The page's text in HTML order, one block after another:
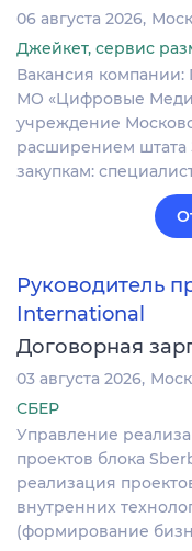
06 августа 2026
Джейкет, сервис
Вакансия
МО «Цифровые
учреждение
расширением штата
закупкам:
Руководитель
International
Договорная
03 августа 2026
СБЕР
Управление
проектов блока
реализация
внутренних
(формирование